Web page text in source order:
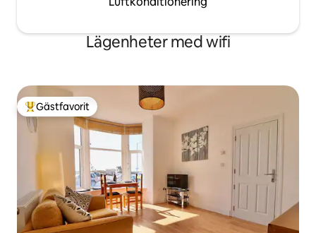
Lägenheter med wifi
Populär gästfavorit
Gästfavorit